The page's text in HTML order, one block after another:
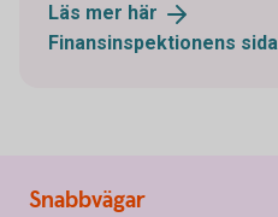
Läs mer här
Finansinspektionens sida
Snabbvägar